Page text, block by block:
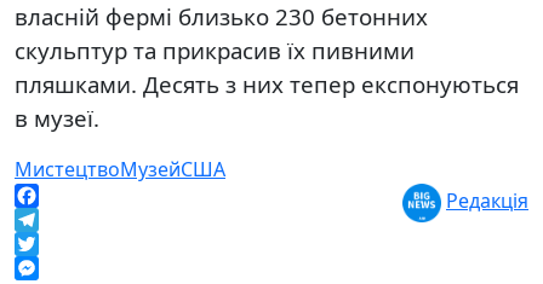
власній фермі близько 230 бетонних
скульптур та прикрасив їх пивними
пляшками. Десять з них тепер експонуються
в музеї.
МистецтвоМузейСША
Facebook
Telegram
Twitter
Редакція